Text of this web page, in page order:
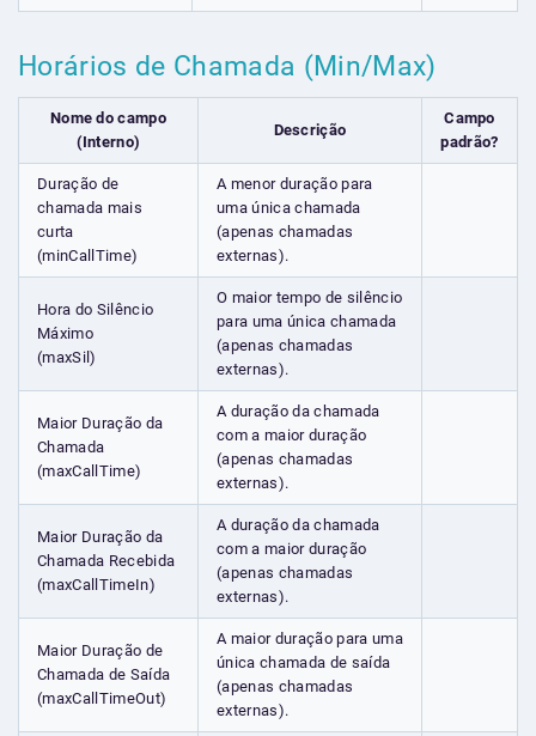
Horários de Chamada (Min/Max)
Nome do campo
(Interno)
Descrição
Campo
padrão?
Duração de
chamada mais
curta
(minCallTime)
A menor duração para
uma única chamada
(apenas chamadas
externas).
Hora do Silêncio
Máximo
(maxSil)
O maior tempo de silêncio
para uma única chamada
(apenas chamadas
externas).
Maior Duração da
Chamada
(maxCallTime)
A duração da chamada
com a maior duração
(apenas chamadas
externas).
Maior Duração da
Chamada Recebida
(maxCallTimeIn)
A duração da chamada
com a maior duração
(apenas chamadas
externas).
Maior Duração de
Chamada de Saída
(maxCallTimeOut)
A maior duração para uma
única chamada de saída
(apenas chamadas
externas).